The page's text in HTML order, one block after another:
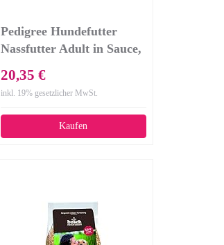
Pedigree Hundefutter
Nassfutter Adult in Sauce,
100g)
20,35 €
inkl. 19% gesetzlicher MwSt.
Kaufen